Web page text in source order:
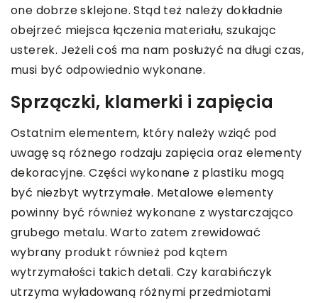
one dobrze sklejone. Stąd też należy dokładnie
obejrzeć miejsca łączenia materiału, szukając
usterek. Jeżeli coś ma nam posłużyć na długi czas,
musi być odpowiednio wykonane.
Sprzączki, klamerki i zapięcia
Ostatnim elementem, który należy wziąć pod
uwagę są różnego rodzaju zapięcia oraz elementy
dekoracyjne. Części wykonane z plastiku mogą
być niezbyt wytrzymałe. Metalowe elementy
powinny być również wykonane z wystarczająco
grubego metalu. Warto zatem zrewidować
wybrany produkt również pod kątem
wytrzymałości takich detali. Czy karabińczyk
utrzyma wyładowaną różnymi przedmiotami